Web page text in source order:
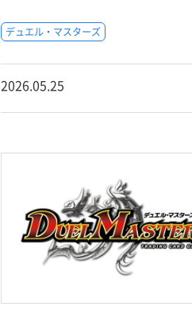
デュエル・マスターズ
2026.05.25